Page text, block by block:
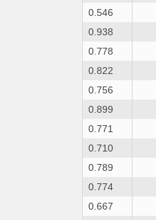
0.546
0.938
0.778
0.822
0.756
0.899
0.771
0.710
0.789
0.774
0.667